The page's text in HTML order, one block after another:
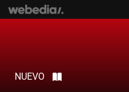
NUEVO